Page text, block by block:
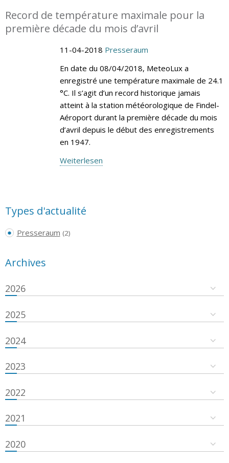
Record de température maximale pour la
première décade du mois d’avril
11-04-2018 Presseraum
En date du 08/04/2018, MeteoLux a
enregistré une température maximale de 24.1
°C. Il s’agit d’un record historique jamais
atteint à la station météorologique de Findel-
Aéroport durant la première décade du mois
d’avril depuis le début des enregistrements
en 1947.
Weiterlesen
Types d'actualité
Presseraum (2)
Archives
2026
2025
2024
2023
2022
2021
2020